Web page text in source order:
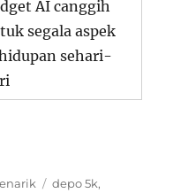
AI canggih
segala aspek
sehari-
Tags
depo 5k,